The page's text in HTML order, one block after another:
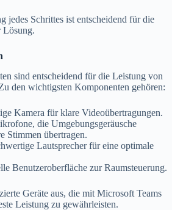
jedes Schrittes ist entscheidend für die
Lösung.
sind entscheidend für die Leistung von
den wichtigsten Komponenten gehören:
Kamera für klare Videoübertragungen.
die Umgebungsgeräusche
Stimmen übertragen.
Lautsprecher für eine optimale
Benutzeroberfläche zur Raumsteuerung.
Geräte aus, die mit Microsoft Teams
Leistung zu gewährleisten.